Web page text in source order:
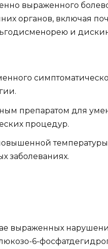
выраженного
органов, включая
и
препаратом для
процедур.
температуры
заболеваниях.
выраженных
6-